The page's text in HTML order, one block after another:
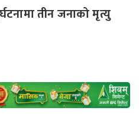
तीन जनाको मृत्यु